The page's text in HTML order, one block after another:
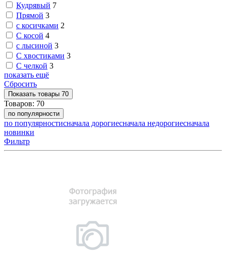
Кудрявый 7
Прямой 3
с косичками 2
С косой 4
с лысиной 3
С хвостиками 3
С челкой 3
показать ещё
Сбросить
Показать товары 70
Товаров: 70
по популярности
по популярностисначала дорогиесначала недорогиесначала
новинки
Фильтр